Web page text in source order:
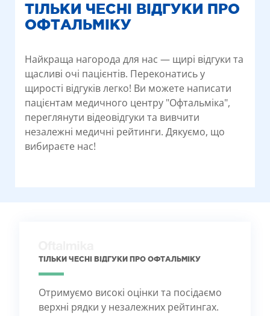
ТІЛЬКИ ЧЕСНІ ВІДГУКИ ПРО
ОФТАЛЬМІКУ
Найкраща нагорода для нас — щирі відгуки та
щасливі очі пацієнтів. Переконатись у
щирості відгуків легко! Ви можете написати
пацієнтам медичного центру "Офтальміка",
переглянути відеовідгуки та вивчити
незалежні медичні рейтинги. Дякуємо, що
вибираєте нас!
ТІЛЬКИ ЧЕСНІ ВІДГУКИ ПРО ОФТАЛЬМІКУ
Отримуємо високі оцінки та посідаємо
верхні рядки у незалежних рейтингах.